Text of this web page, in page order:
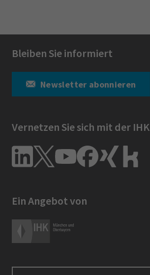
Bleiben Sie informiert
Newsletter abonnieren
Vernetzen Sie sich mit der IHK
Ein Angebot von